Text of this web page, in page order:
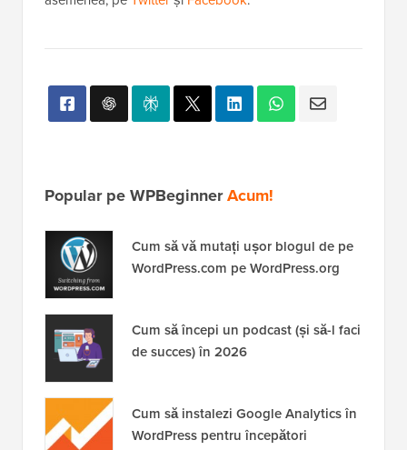
Popular pe WPBeginnerAcum!
Cum să vă mutați ușor blogul de pe
WordPress.com pe WordPress.org
Cum să începi un podcast (și să-l faci
de succes) în 2026
Cum să instalezi Google Analytics în
WordPress pentru începători